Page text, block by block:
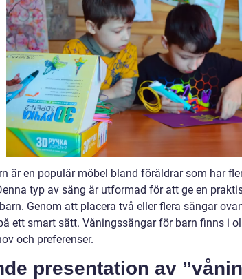
är en populär möbel bland föräldrar som har
typ av säng är utformad för att ge en
Genom att placera två eller flera sängar
ett smart sätt. Våningssängar för barn finns i
och preferenser.
presentation av